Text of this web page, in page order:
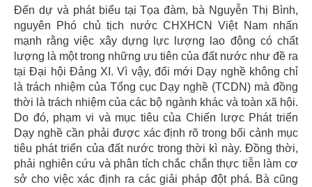
Đến dự và phát biểu tại Tọa đàm, bà Nguyễn Thị Bình,
nguyên Phó chủ tịch nước CHXHCN Việt Nam nhấn
mạnh rằng việc xây dựng lực lượng lao động có chất
lượng là một trong những ưu tiên của đất nước như đề ra
tại Đại hội Đảng XI. Vì vậy, đổi mới Dạy nghề không chỉ
là trách nhiệm của Tổng cục Dạy nghề (TCDN) mà đồng
thời là trách nhiệm của các bộ ngành khác và toàn xã hội.
Do đó, phạm vi và mục tiêu của Chiến lược Phát triển
Dạy nghề cần phải được xác định rõ trong bối cảnh mục
tiêu phát triển của đất nước trong thời kì này. Đồng thời,
phải nghiên cứu và phân tích chắc chắn thực tiễn làm cơ
sở cho việc xác định ra các giải pháp đột phá. Bà cũng